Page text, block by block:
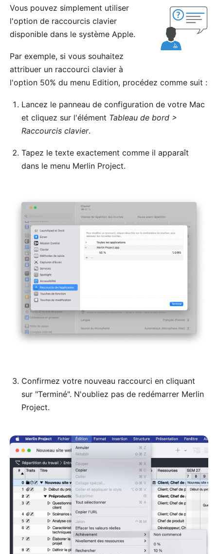
Vous pouvez simplement utiliser
l'option de raccourcis clavier
disponible dans le système Apple.
Par exemple, si vous souhaitez
attribuer un raccourci clavier à
l'option 50% du menu Edition, procédez comme suit :
Lancez le panneau de configuration de votre Mac
et cliquez sur l'élément Tableau de bord >
Raccourcis clavier.
Tapez le texte exactement comme il apparaît
dans le menu Merlin Project.
Confirmez votre nouveau raccourci en cliquant
sur "Terminé". N'oubliez pas de redémarrer Merlin
Project.